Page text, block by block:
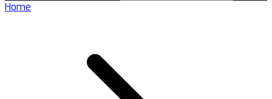
Home